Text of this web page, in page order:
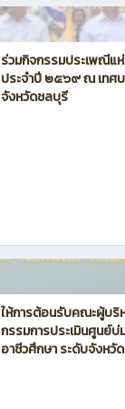
ร่วมกิจกรรมประเพณีแ
ประจำปี ๒๕๖๙ ณ เทศ
จังหวัดชลบุรี
ให้การต้อนรับคณะผู้บริ
กรรมการประเมินศูนย์บ่
อาชีวศึกษา ระดับจังหวัด